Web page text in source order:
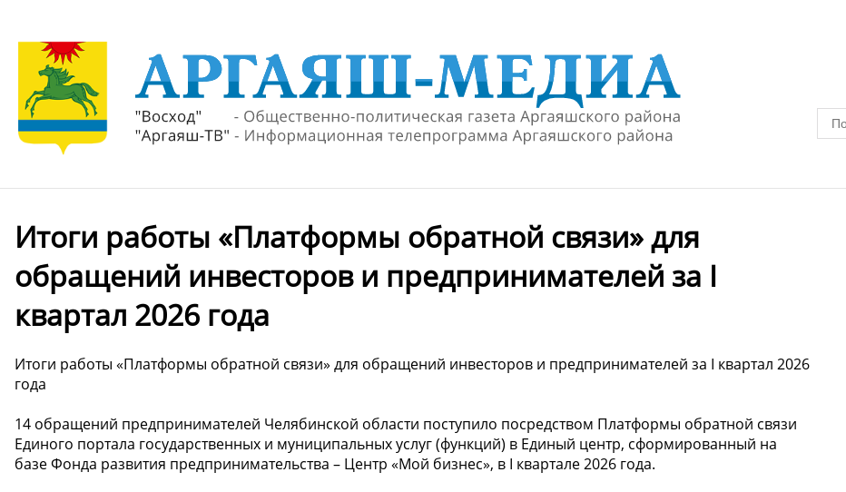
Итоги работы «Платформы обратной связи» для
обращений инвесторов и предпринимателей за I
квартал 2026 года
Итоги работы «Платформы обратной связи» для обращений инвесторов и предпринимателей за I квартал 2026
года
14 обращений предпринимателей Челябинской области поступило посредством Платформы обратной связи
Единого портала государственных и муниципальных услуг (функций) в Единый центр, сформированный на
базе Фонда развития предпринимательства – Центр «Мой бизнес», в I квартале 2026 года.